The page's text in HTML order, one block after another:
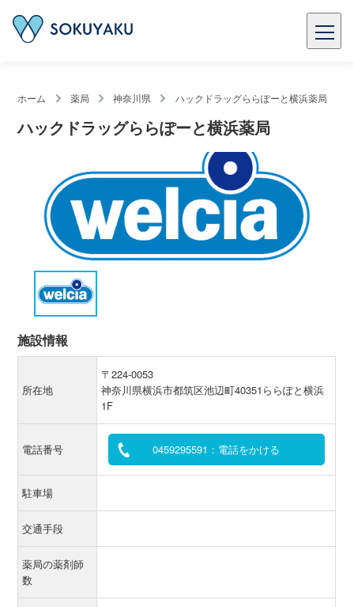
ホーム 薬局 神奈川県 ハックドラッグららぽーと横浜薬局
ハックドラッグららぽーと横浜薬局
施設情報
所在地
〒224-0053
神奈川県横浜市都筑区池辺町40351ららぽと横浜
1F
電話番号 0459295591：電話をかける
駐車場
交通手段
薬局の薬剤師
数